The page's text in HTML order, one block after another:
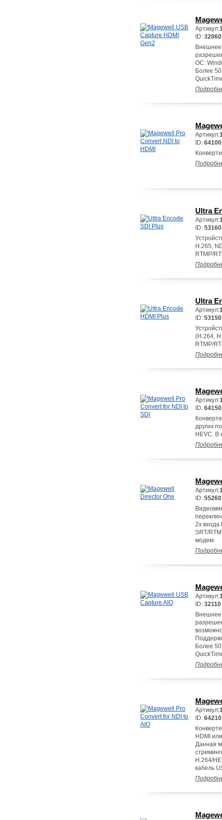
Артикул:
ID: 32060
Внешнее
ОС:
Более
Артикул:
ID: 64100
Ultra
Артикул:
ID: 53160
H.265,
RTMP/
Ultra
Артикул:
ID: 53150
(H.264,
RTMP/
Артикул:
ID: 64150
других
HEVC. В
Артикул:
ID: 55260
2х входа
SRT/
модем.
Артикул:
ID: 32110
Внешнее
Более
Артикул:
ID: 64210
HDMI
Данная
H.264/
кабель